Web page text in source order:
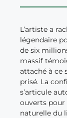
L’artiste a
légendaire
de six
massif
attaché à ce
prisé. La
s’articule
ouverts pour
naturelle du